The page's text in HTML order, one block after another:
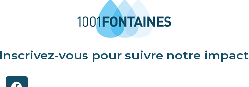
Inscrivez-vous pour suivre notre impact